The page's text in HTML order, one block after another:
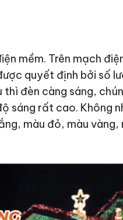
mềm. Trên mạch
quyết định bởi số
thì đèn càng sáng,
sáng rất cao. Không
màu đỏ, màu vàng,